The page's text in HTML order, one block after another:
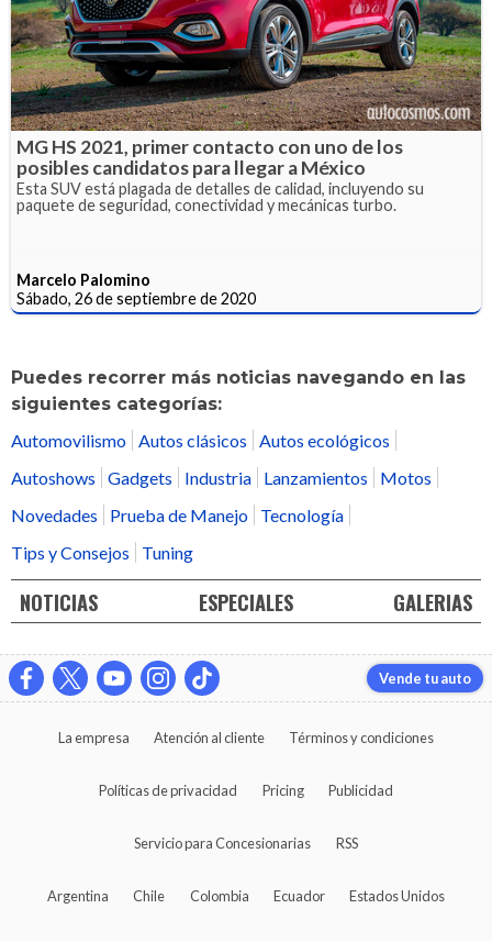
MG HS 2021, primer contacto con uno de los
posibles candidatos para llegar a México
Esta SUV está plagada de detalles de calidad, incluyendo su
paquete de seguridad, conectividad y mecánicas turbo.
Marcelo Palomino
Sábado, 26 de septiembre de 2020
Puedes recorrer más noticias navegando en las
siguientes categorías:
Automovilismo Autos clásicos
Autos ecológicos
Autoshows
Gadgets Industria Lanzamientos
Motos
Novedades
Prueba de Manejo
Tecnología
Tips y Consejos
Tuning
NOTICIAS ESPECIALES GALERIAS
Vende tu auto
La empresa Atención al cliente Términos y condiciones
Políticas de privacidad Pricing Publicidad
Servicio para Concesionarias RSS
Argentina Chile Colombia Ecuador Estados Unidos